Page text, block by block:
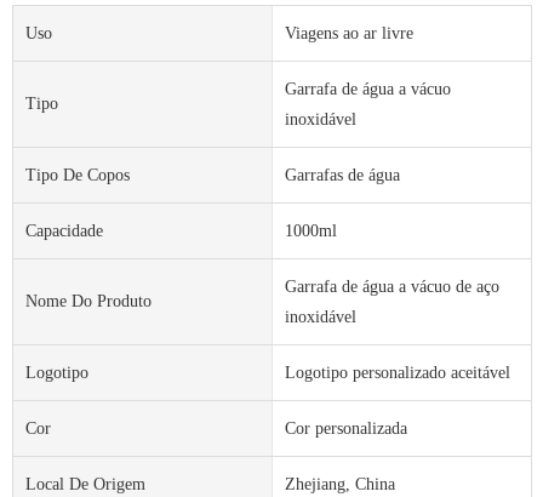
Uso Viagens ao ar livre
Tipo
Garrafa de água a vácuo
inoxidável
Tipo De Copos Garrafas de água
Capacidade 1000ml
Nome Do Produto
Garrafa de água a vácuo de aço
inoxidável
Logotipo Logotipo personalizado aceitável
Cor Cor personalizada
Local De Origem Zhejiang, China